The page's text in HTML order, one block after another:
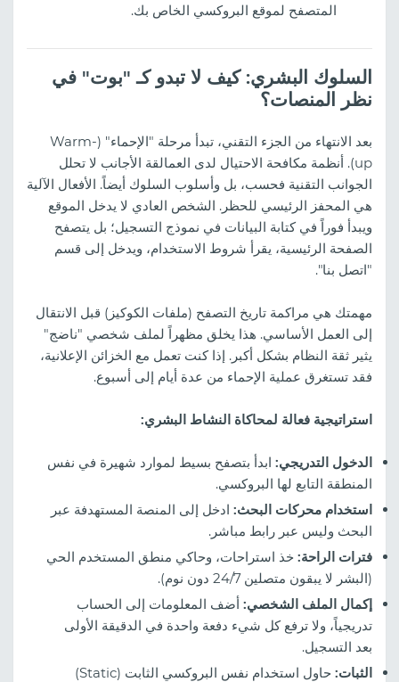
المتصفح لموقع البروكسي الخاص بك.
السلوك البشري: كيف لا تبدو كـ "بوت" في
نظر المنصات؟
بعد الانتهاء من الجزء التقني، تبدأ مرحلة "الإحماء" (Warm-
up). أنظمة مكافحة الاحتيال لدى العمالقة الأجانب لا تحلل
الجوانب التقنية فحسب، بل وأسلوب السلوك أيضاً. الأفعال الآلية
هي المحفز الرئيسي للحظر. الشخص العادي لا يدخل الموقع
ويبدأ فوراً في كتابة البيانات في نموذج التسجيل؛ بل يتصفح
الصفحة الرئيسية، يقرأ شروط الاستخدام، ويدخل إلى قسم
"اتصل بنا".
مهمتك هي مراكمة تاريخ التصفح (ملفات الكوكيز) قبل الانتقال
إلى العمل الأساسي. هذا يخلق مظهراً لملف شخصي "ناضج"
يثير ثقة النظام بشكل أكبر. إذا كنت تعمل مع الخزائن الإعلانية،
فقد تستغرق عملية الإحماء من عدة أيام إلى أسبوع.
استراتيجية فعالة لمحاكاة النشاط البشري:
الدخول التدريجي: ابدأ بتصفح بسيط لموارد شهيرة في نفس
المنطقة التابع لها البروكسي.
استخدام محركات البحث: ادخل إلى المنصة المستهدفة عبر
البحث وليس عبر رابط مباشر.
فترات الراحة: خذ استراحات، وحاكي منطق المستخدم الحي
(البشر لا يبقون متصلين 24/7 دون نوم).
إكمال الملف الشخصي: أضف المعلومات إلى الحساب
تدريجياً، ولا ترفع كل شيء دفعة واحدة في الدقيقة الأولى
بعد التسجيل.
الثبات:
حاول استخدام نفس البروكسي الثابت (Static)